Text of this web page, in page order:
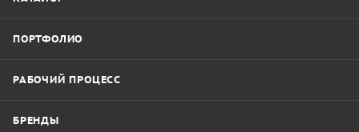
ПОРТФОЛИО
РАБОЧИЙ ПРОЦЕСС
БРЕНДЫ